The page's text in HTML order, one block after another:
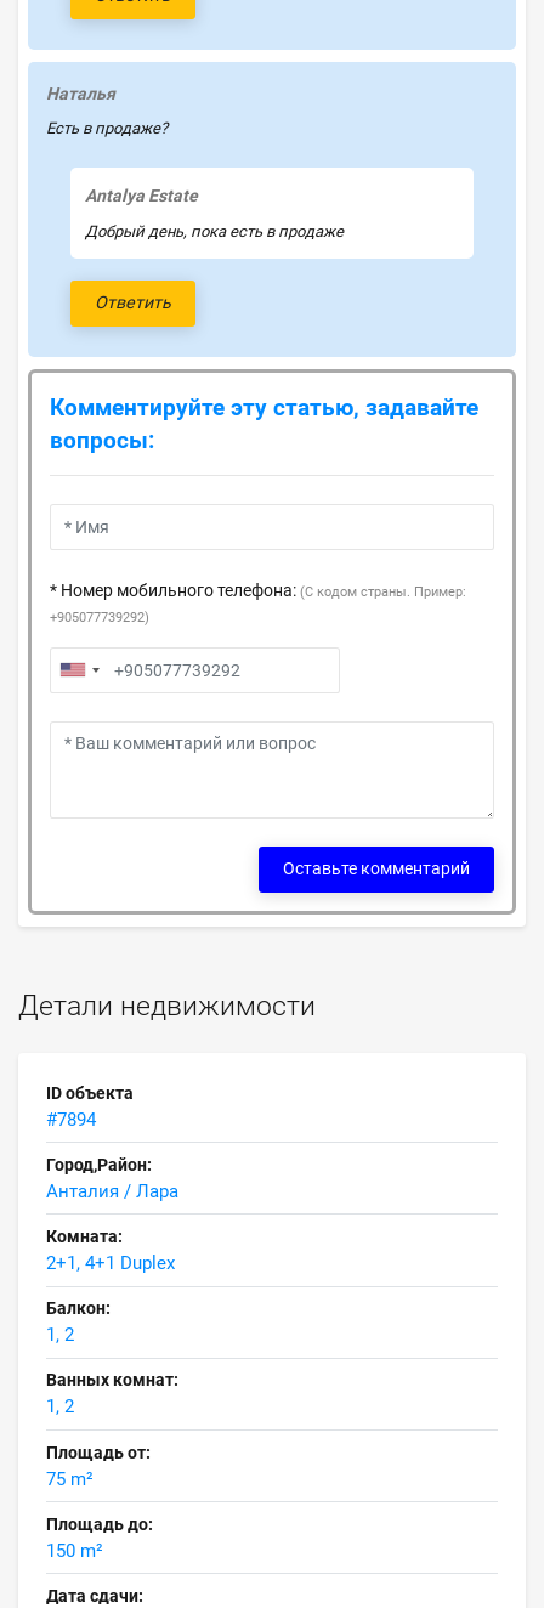
Детали недвижимости
ID объекта
#7894
Город,Район:
Анталия / Лара
Комната:
2+1, 4+1 Duplex
Балкон:
1, 2
Ванных комнат:
1, 2
Площадь от:
75 m²
Площадь до:
150 m²
Дата сдачи:
Наталья
Есть в продаже?
Antalya Estate
Добрый день, пока есть в продаже
Ответить
Комментируйте эту статью, задавайте
вопросы:
* Номер мобильного телефона: (С кодом страны. Пример:
+905077739292)
Оставьте комментарий